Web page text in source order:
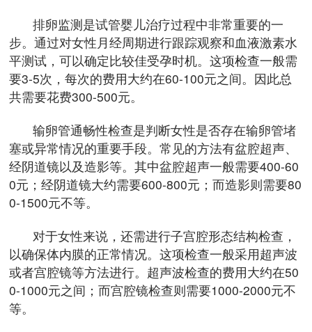
排卵监测是试管婴儿治疗过程中非常重要的一
步。通过对女性月经周期进行跟踪观察和血液激素水
平测试，可以确定比较佳受孕时机。这项检查一般需
要3-5次，每次的费用大约在60-100元之间。因此总
共需要花费300-500元。
输卵管通畅性检查是判断女性是否存在输卵管堵
塞或异常情况的重要手段。常见的方法有盆腔超声、
经阴道镜以及造影等。其中盆腔超声一般需要400-60
0元；经阴道镜大约需要600-800元；而造影则需要80
0-1500元不等。
对于女性来说，还需进行子宫腔形态结构检查，
以确保体内膜的正常情况。这项检查一般采用超声波
或者宫腔镜等方法进行。超声波检查的费用大约在50
0-1000元之间；而宫腔镜检查则需要1000-2000元不
等。